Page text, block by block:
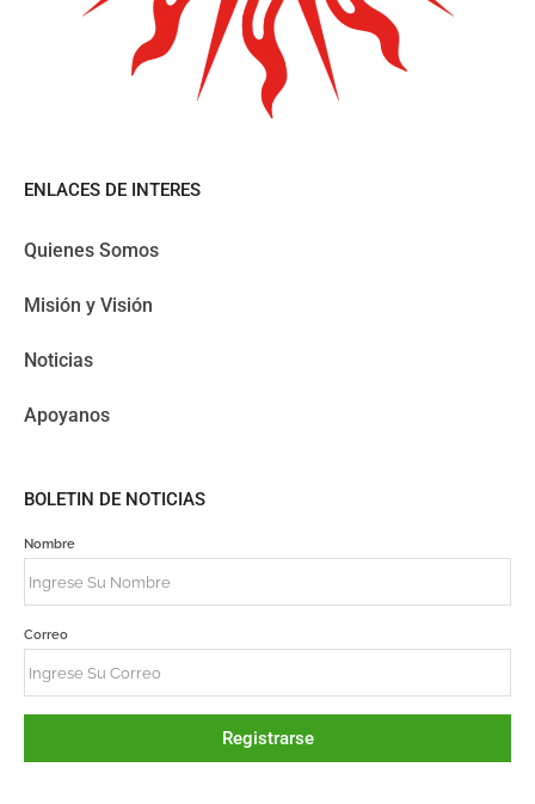
ENLACES DE INTERES
Quienes Somos
Misión y Visión
Noticias
Apoyanos
BOLETIN DE NOTICIAS
Nombre
Correo
Registrarse